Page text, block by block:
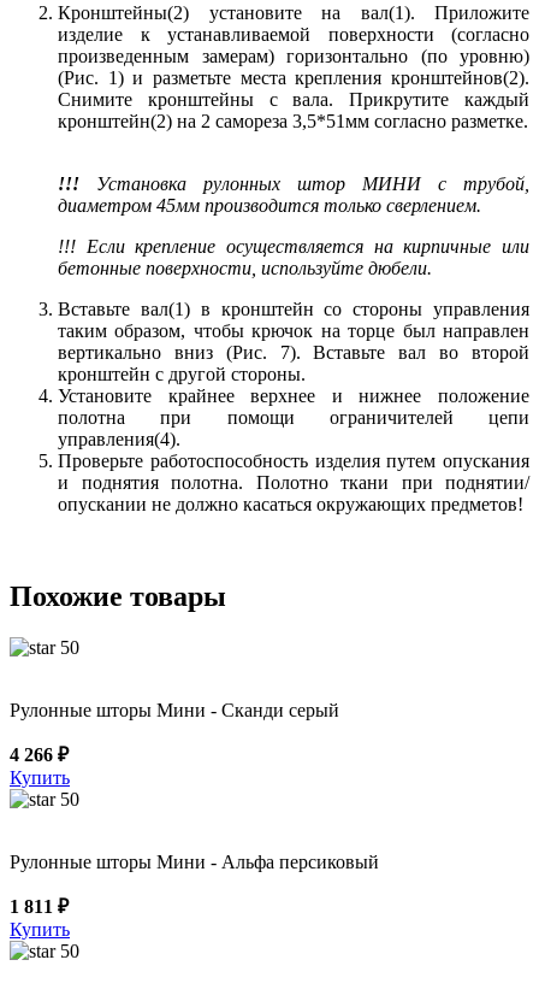
Кронштейны(2) установите на вал(1). Приложите
изделие к устанавливаемой поверхности (согласно
произведенным замерам) горизонтально (по уровню)
(Рис. 1) и разметьте места крепления кронштейнов(2).
Снимите кронштейны с вала. Прикрутите каждый
кронштейн(2) на 2 самореза 3,5*51мм согласно разметке.
!!! Установка рулонных штор МИНИ с трубой,
диаметром 45мм производится только сверлением.
!!! Если крепление осуществляется на кирпичные или
бетонные поверхности, используйте дюбели.
Вставьте вал(1) в кронштейн со стороны управления
таким образом, чтобы крючок на торце был направлен
вертикально вниз (Рис. 7). Вставьте вал во второй
кронштейн с другой стороны.
Установите крайнее верхнее и нижнее положение
полотна при помощи ограничителей цепи
управления(4).
Проверьте работоспособность изделия путем опускания
и поднятия полотна. Полотно ткани при поднятии/
опускании не должно касаться окружающих предметов!
Похожие товары
50
Рулонные шторы Мини - Сканди серый
4 266 ₽
Купить
50
Рулонные шторы Мини - Альфа персиковый
1 811 ₽
Купить
50